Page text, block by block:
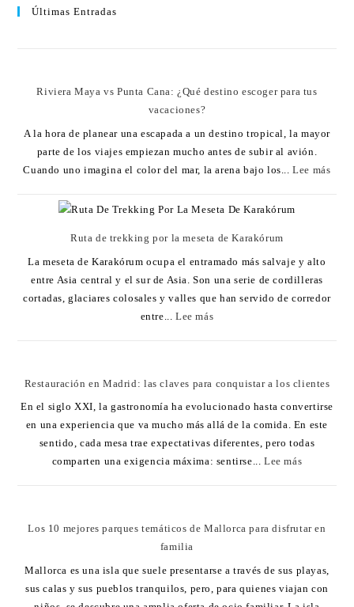
Últimas Entradas
Riviera Maya vs Punta Cana: ¿Qué destino escoger para tus
vacaciones?
A la hora de planear una escapada a un destino tropical, la mayor
parte de los viajes empiezan mucho antes de subir al avión.
Cuando uno imagina el color del mar, la arena bajo los...Lee más
Ruta de trekking por la meseta de Karakórum
La meseta de Karakórum ocupa el entramado más salvaje y alto
entre Asia central y el sur de Asia. Son una serie de cordilleras
cortadas, glaciares colosales y valles que han servido de corredor
entre...Lee más
Restauración en Madrid: las claves para conquistar a los clientes
En el siglo XXI, la gastronomía ha evolucionado hasta convertirse
en una experiencia que va mucho más allá de la comida. En este
sentido, cada mesa trae expectativas diferentes, pero todas
comparten una exigencia máxima: sentirse...Lee más
Los 10 mejores parques temáticos de Mallorca para disfrutar en
familia
Mallorca es una isla que suele presentarse a través de sus playas,
sus calas y sus pueblos tranquilos, pero, para quienes viajan con